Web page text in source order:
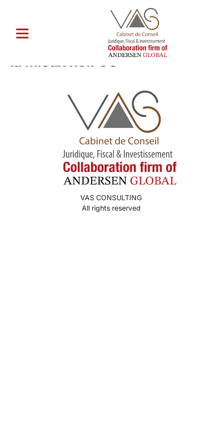
Catégorie : Service de
mariГ©e par correspondance
la mieux notГ©e
VAS CONSULTING
All rights reserved